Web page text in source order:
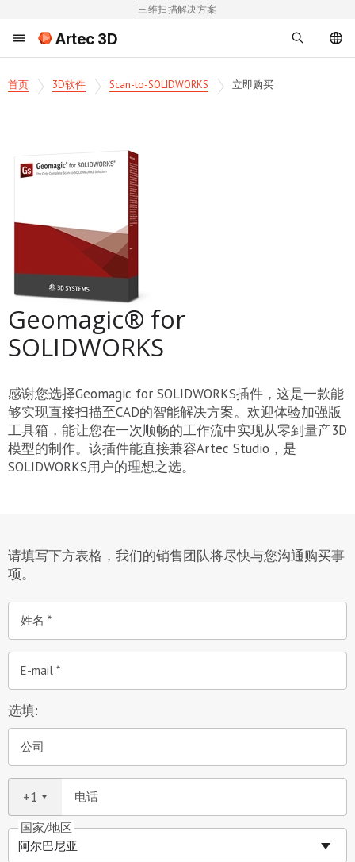
三维扫描解决方案
Artec 3D
首页 3D软件 Scan-to-SOLIDWORKS 立即购买
Geomagic® for
SOLIDWORKS
感谢您选择Geomagic for SOLIDWORKS插件，这是一款能
够实现直接扫描至CAD的智能解决方案。欢迎体验加强版
工具箱，能让您在一次顺畅的工作流中实现从零到量产3D
模型的制作。该插件能直接兼容Artec Studio，是
SOLIDWORKS用户的理想之选。
请填写下方表格，我们的销售团队将尽快与您沟通购买事
项。
姓名
E-mail
选填:
公司
电话
+1
国家/地区